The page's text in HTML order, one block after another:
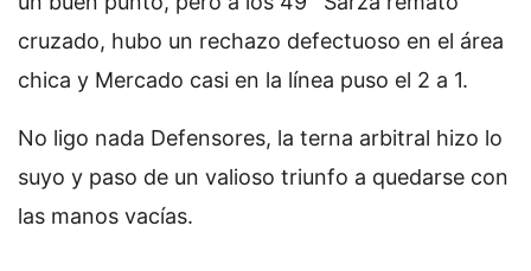
cruzado, hubo un rechazo defectuoso en el área
chica y Mercado casi en la línea puso el 2 a 1.
No ligo nada Defensores, la terna arbitral hizo lo
suyo y paso de un valioso triunfo a quedarse con
las manos vacías.